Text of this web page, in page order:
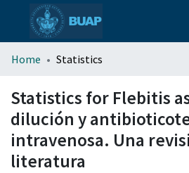
menu.section.about_menu
All of DSpace
Home Statistics
Statistics for Flebitis
dilución y
intravenosa. Una
literatura